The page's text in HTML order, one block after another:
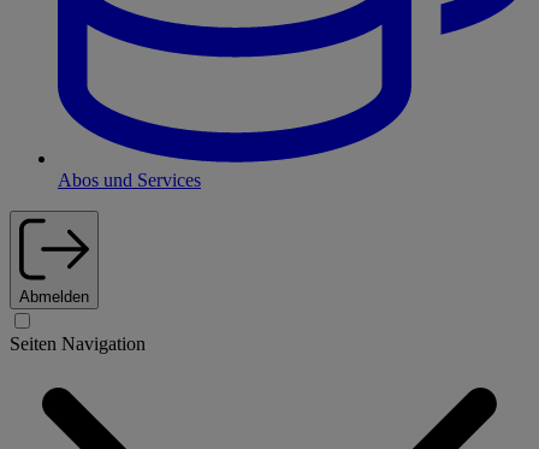
Abos und Services
Abmelden
Seiten Navigation